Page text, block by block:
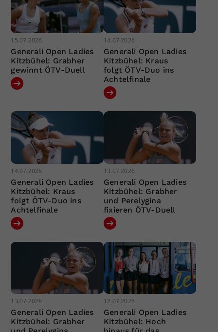
15.07.2026
Generali Open Ladies
Kitzbühel: Grabher
gewinnt ÖTV-Duell
14.07.2026
Generali Open Ladies
Kitzbühel: Kraus
folgt ÖTV-Duo ins
Achtelfinale
14.07.2026
Generali Open Ladies
Kitzbühel: Kraus
folgt ÖTV-Duo ins
Achtelfinale
13.07.2026
Generali Open Ladies
Kitzbühel: Grabher
und Perelygina
fixieren ÖTV-Duell
13.07.2026
Generali Open Ladies
Kitzbühel: Grabher
12.07.2026
Generali Open Ladies
Kitzbühel: Hoch